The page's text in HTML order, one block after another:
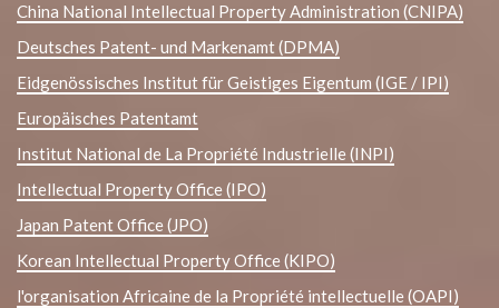
China National Intellectual Property Administration (CNIPA)
Deutsches Patent- und Markenamt (DPMA)
Eidgenössisches Institut für Geistiges Eigentum (IGE / IPI)
Europäisches Patentamt
Institut National de La Propriété Industrielle (INPI)
Intellectual Property Office (IPO)
Japan Patent Office (JPO)
Korean Intellectual Property Office (KIPO)
l'organisation Africaine de la Propriété intellectuelle (OAPI)